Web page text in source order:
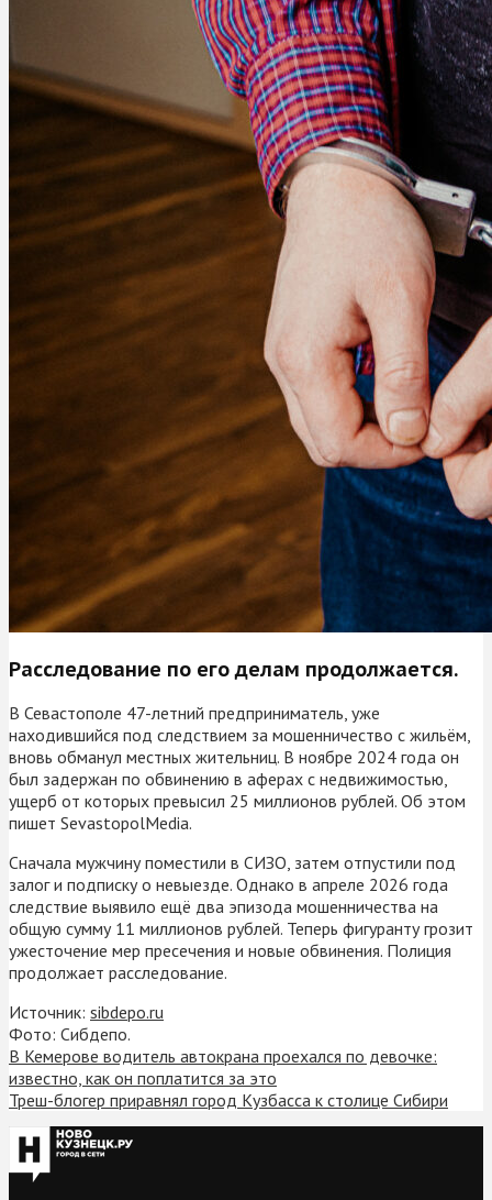
Расследование по его делам продолжается.
В Севастополе 47-летний предприниматель, уже
находившийся под следствием за мошенничество с жильём,
вновь обманул местных жительниц. В ноябре 2024 года он
был задержан по обвинению в аферах с недвижимостью,
ущерб от которых превысил 25 миллионов рублей. Об этом
пишет SevastopolMedia.
Сначала мужчину поместили в СИЗО, затем отпустили под
залог и подписку о невыезде. Однако в апреле 2026 года
следствие выявило ещё два эпизода мошенничества на
общую сумму 11 миллионов рублей. Теперь фигуранту грозит
ужесточение мер пресечения и новые обвинения. Полиция
продолжает расследование.
Источник: sibdepo.ru
Фото: Сибдепо.
В Кемерове водитель автокрана проехался по девочке:
известно, как он поплатится за это
Треш-блогер приравнял город Кузбасса к столице Сибири